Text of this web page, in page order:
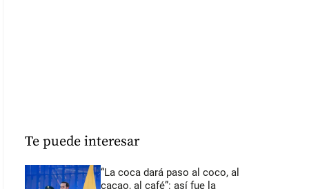
Te puede interesar
“La coca dará paso al coco, al
cacao, al café”: así fue la